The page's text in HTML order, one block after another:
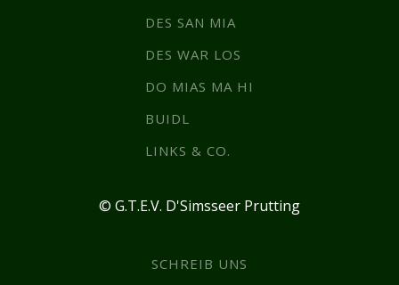
DES SAN MIA
DES WAR LOS
DO MIAS MA HI
BUIDL
LINKS & CO.
© G.T.E.V. D'Simsseer Prutting
SCHREIB UNS